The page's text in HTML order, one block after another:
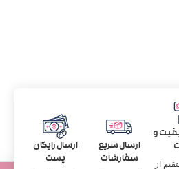
و
از
ارسال سریع
سفارشات
ارسال رایگان
پست